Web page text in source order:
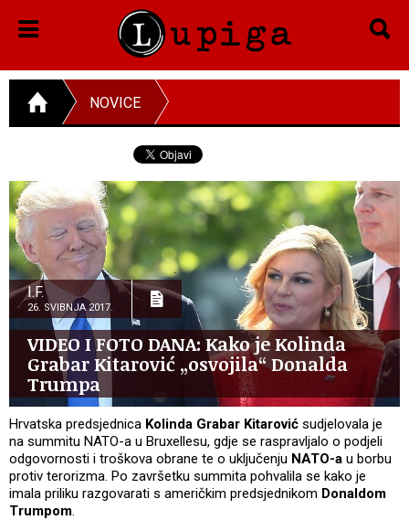
NOVICE
I.F.
26. SVIBNJA 2017.
VIDEO I FOTO DANA: Kako je Kolinda
Grabar Kitarović „osvojila“ Donalda
Trumpa
Hrvatska predsjednica Kolinda Grabar Kitarović sudjelovala je
na summitu NATO-a u Bruxellesu, gdje se raspravljalo o podjeli
odgovornosti i troškova obrane te o uključenju NATO-a u borbu
protiv terorizma. Po završetku summita pohvalila se kako je
imala priliku razgovarati s američkim predsjednikom Donaldom
Trumpom.